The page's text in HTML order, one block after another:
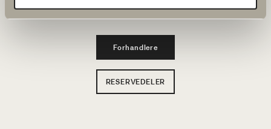
Inspirasjon
Forhandlere
RESERVEDELER